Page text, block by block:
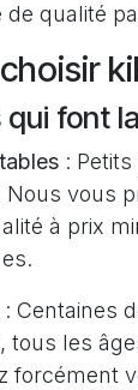
de qualité
qui font
:
Nous vous
à prix
: Centaines
tous les
forcément